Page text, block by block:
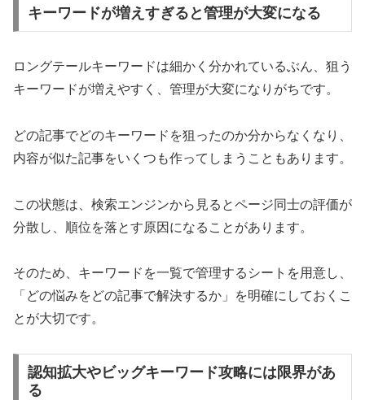
キーワードが増えすぎると管理が大変になる
ロングテールキーワードは細かく分かれているぶん、狙う
キーワードが増えやすく、管理が大変になりがちです。
どの記事でどのキーワードを狙ったのか分からなくなり、
内容が似た記事をいくつも作ってしまうこともあります。
この状態は、検索エンジンから見るとページ同士の評価が
分散し、順位を落とす原因になることがあります。
そのため、キーワードを一覧で管理するシートを用意し、
「どの悩みをどの記事で解決するか」を明確にしておくこ
とが大切です。
認知拡大やビッグキーワード攻略には限界があ
る